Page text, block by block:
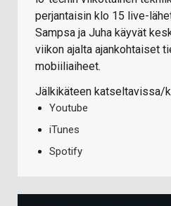
perjantaisin klo 15 live-
Sampsa ja Juha käyvät
viikon ajalta ajankohtaiset
mobiiliaiheet.
Jälkikäteen katseltavissa/
Youtube
iTunes
Spotify